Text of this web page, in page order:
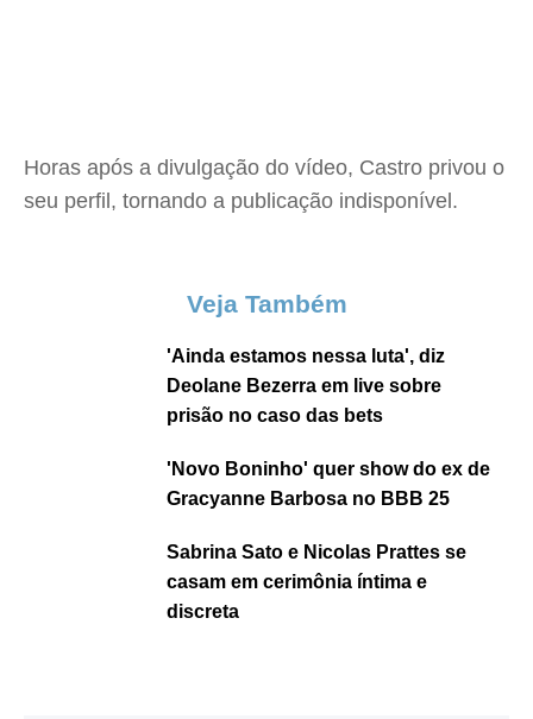
Horas após a divulgação do vídeo, Castro privou o
seu perfil, tornando a publicação indisponível.
Veja Também
'Ainda estamos nessa luta', diz
Deolane Bezerra em live sobre
prisão no caso das bets
'Novo Boninho' quer show do ex de
Gracyanne Barbosa no BBB 25
Sabrina Sato e Nicolas Prattes se
casam em cerimônia íntima e
discreta